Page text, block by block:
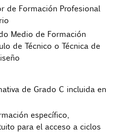
de Formación Profesional
Medio de Formación
de Técnico o Técnica de
de Grado C incluida en
específico,
para el acceso a ciclos